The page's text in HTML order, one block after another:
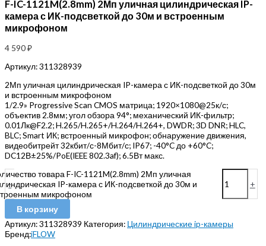
F-IC-1121M(2.8mm) 2Мп уличная цилиндрическая IP-
камера с ИК-подсветкой до 30м и встроенным
микрофоном
4 590₽
Артикул:311328939
2Мп уличная цилиндрическая IP-камера с ИК-подсветкой до 30м
и встроенным микрофоном
1/2.9» Progressive Scan CMOS матрица; 1920×1080@25к/с;
объектив 2.8мм; угол обзора 94°; механический ИК-фильтр;
0.01Лк@F2.2; H.265/H.265+/H.264/H.264+, DWDR; 3D DNR; HLC,
BLC; Smart ИК; встроенный микрофон; обнаружение движения,
видеобитрейт 32кбит/с-8Мбит/с; IP67; -40°C до +60°C;
DC12В±25%/PoE(IEEE 802.3af); 6.5Вт макс.
-
товара F-IC-1121M(2.8mm) 2Мп уличная
IP-камера с ИК-подсветкой до 30м и
микрофоном
+
В корзину
Артикул:311328939 Категория: Цилиндрические ip-камеры
Бренд:iFLOW